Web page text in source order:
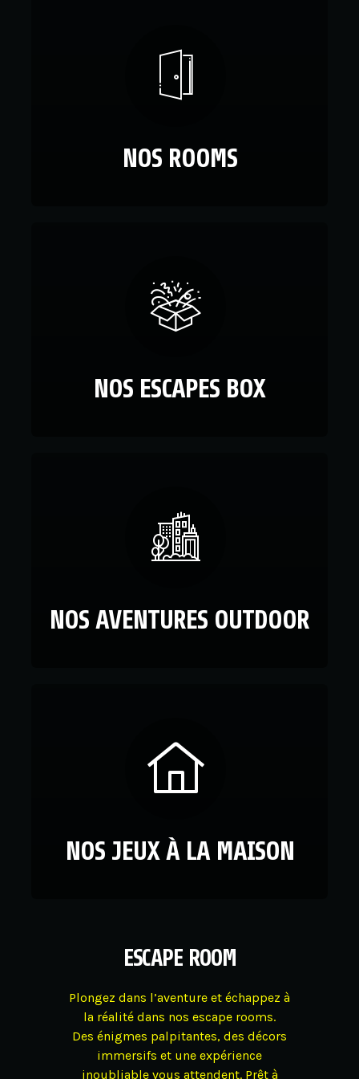
NOS ROOMS
NOS ESCAPES BOX
NOS AVENTURES OUTDOOR
NOS JEUX À LA MAISON
ESCAPE ROOM
Plongez dans l’aventure et échappez à
la réalité dans nos escape rooms.
Des énigmes palpitantes, des décors
immersifs et une expérience
inoubliable vous attendent. Prêt à